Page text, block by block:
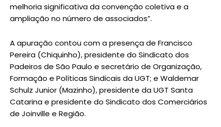
melhoria significativa da convenção coletiva e a
ampliação no número de associados”.
A apuração contou com a presença de Francisco
Pereira (Chiquinho), presidente do Sindicato dos
Padeiros de São Paulo e secretário de Organização,
Formação e Políticas Sindicais da UGT; e Waldemar
Schulz Junior (Mazinho), presidente da UGT Santa
Catarina e presidente do Sindicato dos Comerciários
de Joinville e Região.